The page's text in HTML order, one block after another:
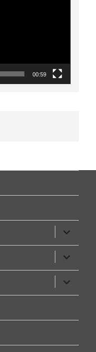
00:59
öffnen
öffnen
öffnen